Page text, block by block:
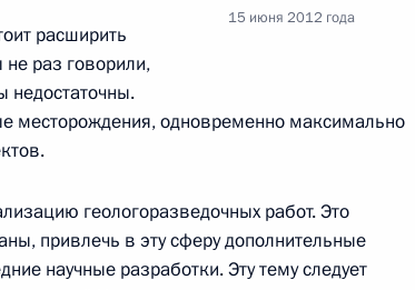
технического
1
15 июня 2012 года
расширить
раз говорили,
недостаточны.
месторождения, одновременно максимально
геологоразведочных работ. Это
привлечь в эту сферу дополнительные
научные разработки. Эту тему следует